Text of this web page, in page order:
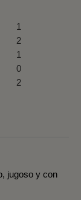
1
2
1
0
2
jugoso y con